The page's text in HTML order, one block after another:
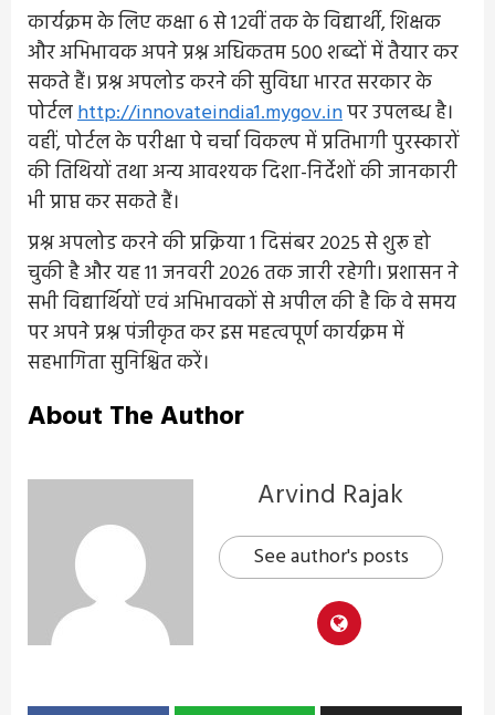
कार्यक्रम के लिए कक्षा 6 से 12वीं तक के विद्यार्थी, शिक्षक
और अभिभावक अपने प्रश्न अधिकतम 500 शब्दों में तैयार कर
सकते हैं। प्रश्न अपलोड करने की सुविधा भारत सरकार के
पोर्टलhttp://innovateindia1.mygov.inपर उपलब्ध है।
वहीं, पोर्टल के परीक्षा पे चर्चा विकल्प में प्रतिभागी पुरस्कारों
की तिथियों तथा अन्य आवश्यक दिशा-निर्देशों की जानकारी
भी प्राप्त कर सकते हैं।
प्रश्न अपलोड करने की प्रक्रिया 1 दिसंबर 2025 से शुरू हो
चुकी है और यह 11 जनवरी 2026 तक जारी रहेगी। प्रशासन ने
सभी विद्यार्थियों एवं अभिभावकों से अपील की है कि वे समय
पर अपने प्रश्न पंजीकृत कर इस महत्वपूर्ण कार्यक्रम में
सहभागिता सुनिश्चित करें।
About The Author
Arvind Rajak
See author's posts